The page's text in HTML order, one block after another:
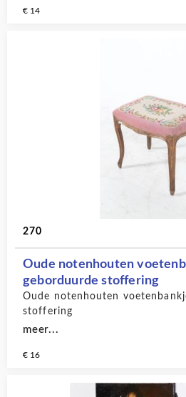
€ 14
270
Oude notenhouten
geborduurde stoffering
Oude notenhouten
stoffering
meer...
€ 16